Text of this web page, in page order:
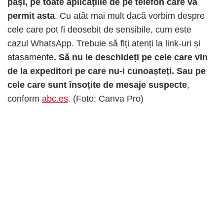
permit asta. Cu atât mai mult dacă vorbim despre
cele care pot fi deosebit de sensibile, cum este
cazul WhatsApp. Trebuie să fiți atenți la link-uri și
atașamente. Să nu le deschideți pe cele care vin
de la expeditori pe care nu-i cunoașteți. Sau pe
cele care sunt însoțite de mesaje suspecte,
conform abc.es. (Foto: Canva Pro)